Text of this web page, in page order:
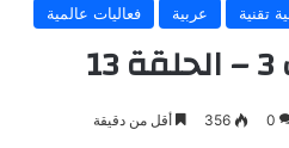
تقنية عربية فعاليات عالمية
0
356 أقل من دقيقة